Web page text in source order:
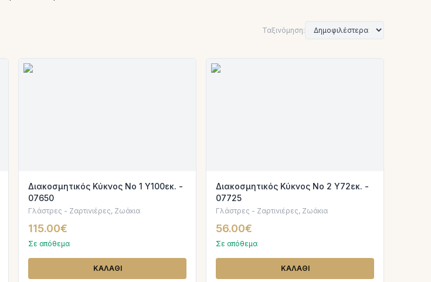
Ταξινόμηση:
Διακοσμητικός Κύκνος Νο 1 Υ100εκ. -
07650
Γλάστρες - Ζαρτινιέρες, Ζωάκια
115.00€
Σε απόθεμα
ΚΑΛΑΘΙ
Διακοσμητικός Κύκνος Νο 2 Υ72εκ. -
07725
Γλάστρες - Ζαρτινιέρες, Ζωάκια
56.00€
Σε απόθεμα
ΚΑΛΑΘΙ